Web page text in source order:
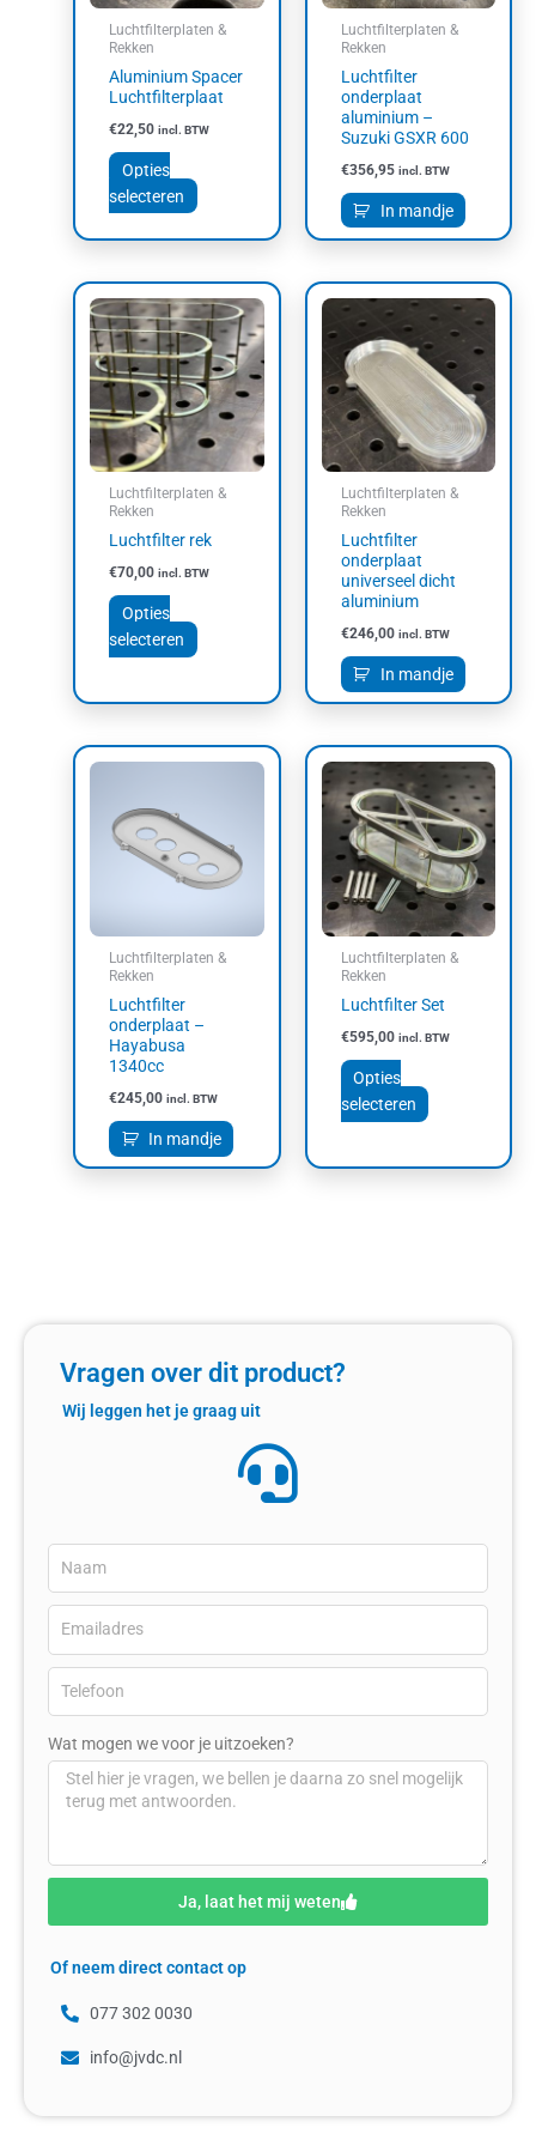
Luchtfilterplaten &
Rekken
Aluminium Spacer
Luchtfilterplaat
€22,50 incl. BTW
Opties
selecteren
worden
op
Luchtfilterplaten &
Rekken
Luchtfilter
onderplaat
aluminium –
Suzuki GSXR 600
€356,95 incl. BTW
In mandje
Luchtfilterplaten &
Rekken
Luchtfilter rek
€70,00 incl. BTW
Opties
selecteren
Dit
product
heeft
meerdere
variaties.
Deze
optie
worden
Luchtfilterplaten &
Rekken
Luchtfilter
onderplaat
universeel dicht
aluminium
€246,00 incl. BTW
In mandje
Luchtfilterplaten &
Rekken
Luchtfilter
onderplaat –
Hayabusa
1340cc
€245,00 incl. BTW
In mandje
Luchtfilterplaten &
Rekken
Luchtfilter Set
€595,00 incl. BTW
Opties
selecteren
Dit
product
heeft
meerdere
variaties.
Deze
optie
worden
Vragen over dit product?
Wij leggen het je graag uit
Wat mogen we voor je uitzoeken?
Ja, laat het mij weten
Of neem direct contact op
077 302 0030
info@jvdc.nl